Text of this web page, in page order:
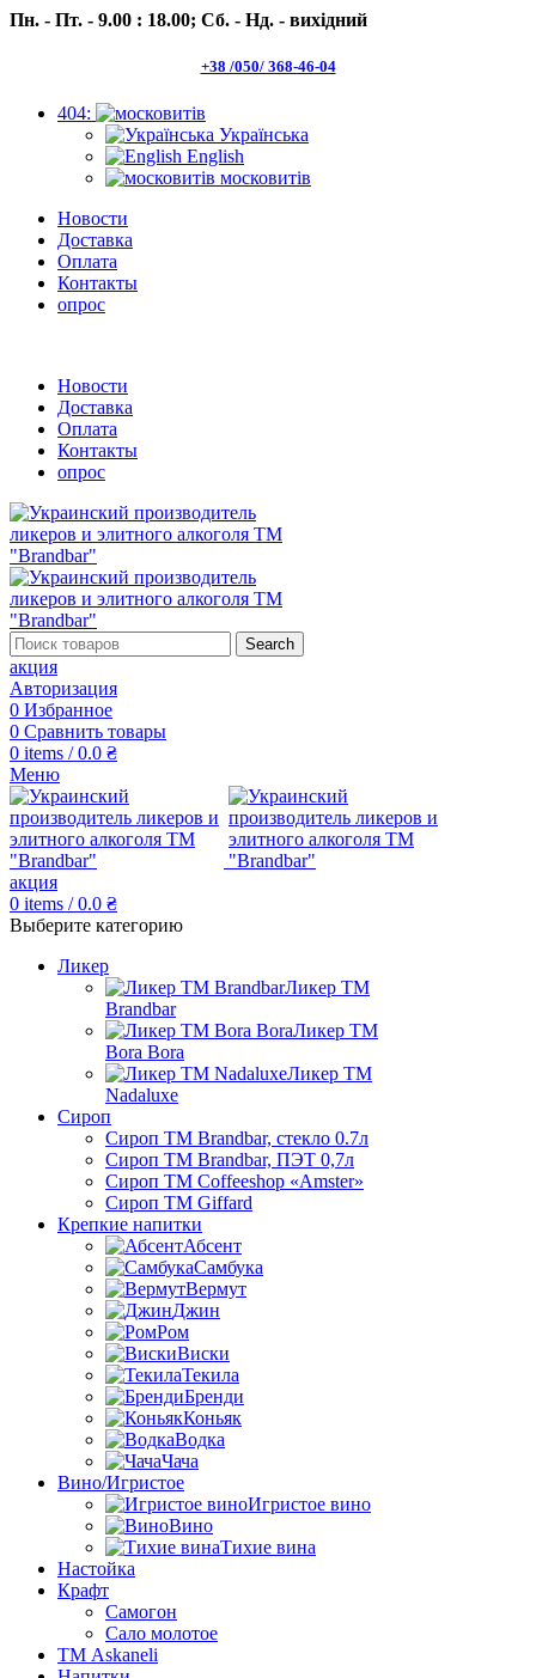
Пн. - Пт. - 9.00 : 18.00; Сб. - Нд. - вихідний
+38 /050/ 368-46-04
404:
Українська
English
московитів
Новости
Доставка
Оплата
Контакты
опрос
Новости
Доставка
Оплата
Контакты
опрос
Search
акция
Авторизация
0 Избранное
0 Сравнить товары
0 items / 0.0 ₴
Меню
акция
0 items / 0.0 ₴
Выберите категорию
Ликер
Ликер ТМ
Brandbar
Ликер ТМ
Bora Bora
Ликер ТМ
Nadaluxe
Сироп
Сироп TM Brandbar, стекло 0.7л
Сироп TM Brandbar, ПЭТ 0,7л
Сироп TM Coffeeshop «Amster»
Сироп TM Giffard
Крепкие напитки
Абсент
Самбука
Вермут
Джин
Ром
Виски
Текила
Бренди
Коньяк
Водка
Чача
Вино/Игристое
Игристое вино
Вино
Тихие вина
Настойка
Крафт
Самогон
Сало молотое
ТМ Askaneli